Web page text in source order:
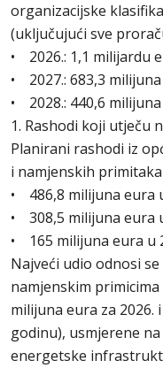
organizacijske
(uključujući sve
• 2026.: 1,1 milijardu
• 2027.: 683,3
• 2028.: 440,6
1. Rashodi koji utječu
Planirani rashodi iz
i namjenskih
• 486,8 milijuna eura
• 308,5 milijuna eura
• 165 milijuna eura u
Najveći udio odnosi
namjenskim primicima
milijuna eura za 2026.
godinu), usmjerene
energetske